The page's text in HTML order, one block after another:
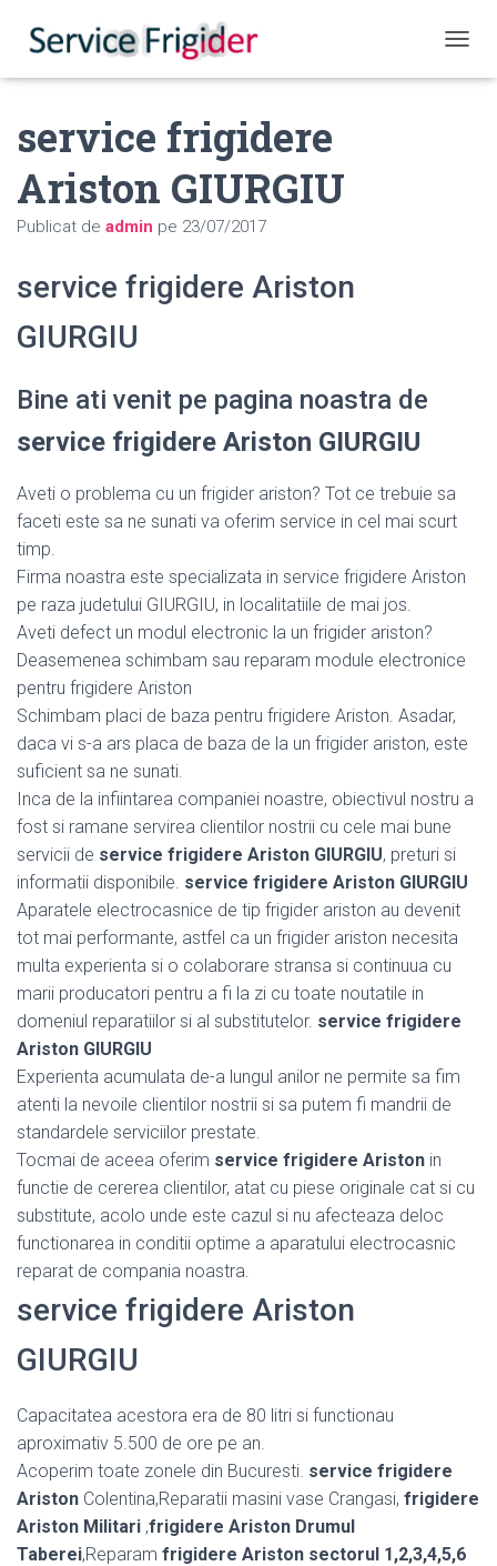
service frigidere
Ariston GIURGIU
Publicat de admin pe 23/07/2017
service frigidere Ariston
GIURGIU
Bine ati venit pe pagina noastra de
service frigidere Ariston GIURGIU
Aveti o problema cu un frigider ariston? Tot ce trebuie sa
faceti este sa ne sunati va oferim service in cel mai scurt
timp.
Firma noastra este specializata in service frigidere Ariston
pe raza judetului GIURGIU, in localitatiile de mai jos.
Aveti defect un modul electronic la un frigider ariston?
Deasemenea schimbam sau reparam module electronice
pentru frigidere Ariston
Schimbam placi de baza pentru frigidere Ariston. Asadar,
daca vi s-a ars placa de baza de la un frigider ariston, este
suficient sa ne sunati.
Inca de la infiintarea companiei noastre, obiectivul nostru a
fost si ramane servirea clientilor nostrii cu cele mai bune
servicii de service frigidere Ariston GIURGIU, preturi si
informatii disponibile. service frigidere Ariston GIURGIU
Aparatele electrocasnice de tip frigider ariston au devenit
tot mai performante, astfel ca un frigider ariston necesita
multa experienta si o colaborare stransa si continuua cu
marii producatori pentru a fi la zi cu toate noutatile in
domeniul reparatiilor si al substitutelor. service frigidere
Ariston GIURGIU
Experienta acumulata de-a lungul anilor ne permite sa fim
atenti la nevoile clientilor nostrii si sa putem fi mandrii de
standardele serviciilor prestate.
Tocmai de aceea oferim service frigidere Ariston in
functie de cererea clientilor, atat cu piese originale cat si cu
substitute, acolo unde este cazul si nu afecteaza deloc
functionarea in conditii optime a aparatului electrocasnic
reparat de compania noastra.
service frigidere Ariston
GIURGIU
Capacitatea acestora era de 80 litri si functionau
aproximativ 5.500 de ore pe an.
Acoperim toate zonele din Bucuresti. service frigidere
Ariston Colentina,Reparatii masini vase Crangasi, frigidere
Ariston Militari ,frigidere Ariston Drumul
Taberei,Reparam frigidere Ariston sectorul 1,2,3,4,5,6